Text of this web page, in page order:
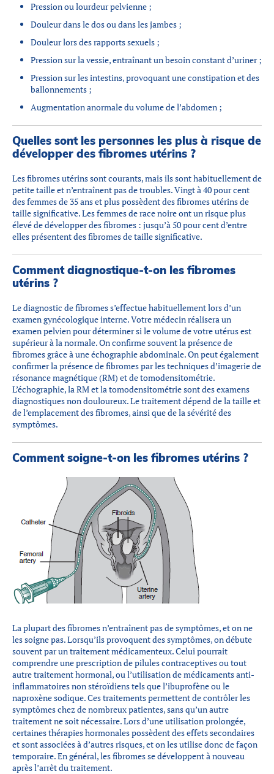
Pression ou lourdeur pelvienne ;
Douleur dans le dos ou dans les jambes ;
Douleur lors des rapports sexuels ;
Pression sur la vessie, entraînant un besoin constant d’uriner ;
Pression sur les intestins, provoquant une constipation et des
ballonnements ;
Augmentation anormale du volume de l’abdomen ;
Quelles sont les personnes les plus à risque de
développer des fibromes utérins ?
Les fibromes utérins sont courants, mais ils sont habituellement de
petite taille et n’entraînent pas de troubles. Vingt à 40 pour cent
des femmes de 35 ans et plus possèdent des fibromes utérins de
taille significative. Les femmes de race noire ont un risque plus
élevé de développer des fibromes : jusqu’à 50 pour cent d’entre
elles présentent des fibromes de taille significative.
Comment diagnostique-t-on les fibromes
utérins ?
Le diagnostic de fibromes s’effectue habituellement lors d’un
examen gynécologique interne. Votre médecin réalisera un
examen pelvien pour déterminer si le volume de votre utérus est
supérieur à la normale. On confirme souvent la présence de
fibromes grâce à une échographie abdominale. On peut également
confirmer la présence de fibromes par les techniques d’imagerie de
résonance magnétique (RM) et de tomodensitométrie.
L’échographie, la RM et la tomodensitométrie sont des examens
diagnostiques non douloureux. Le traitement dépend de la taille et
de l’emplacement des fibromes, ainsi que de la sévérité des
symptômes.
Comment soigne-t-on les fibromes utérins ?
La plupart des fibromes n’entraînent pas de symptômes, et on ne
les soigne pas. Lorsqu’ils provoquent des symptômes, on débute
souvent par un traitement médicamenteux. Celui pourrait
comprendre une prescription de pilules contraceptives ou tout
autre traitement hormonal, ou l’utilisation de médicaments anti-
inflammatoires non stéroïdiens tels que l’ibuprofène ou le
naproxène sodique. Ces traitements permettent de contrôler les
symptômes chez de nombreux patientes, sans qu’un autre
traitement ne soit nécessaire. Lors d’une utilisation prolongée,
certaines thérapies hormonales possèdent des effets secondaires
et sont associées à d’autres risques, et on les utilise donc de façon
temporaire. En général, les fibromes se développent à nouveau
après l’arrêt du traitement.